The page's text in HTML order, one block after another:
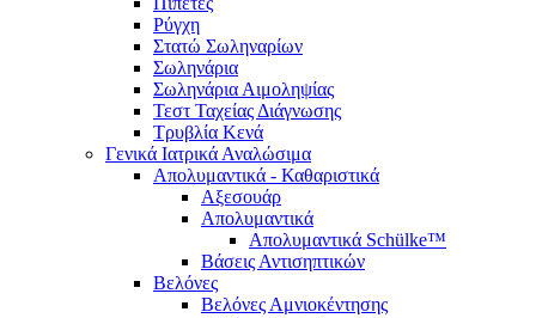
Ρύγχη
Στατώ Σωληναρίων
Σωληνάρια
Σωληνάρια Αιμοληψίας
Τεστ Ταχείας Διάγνωσης
Τρυβλία Κενά
Γενικά Ιατρικά Αναλώσιμα
Απολυμαντικά - Καθαριστικά
Αξεσουάρ
Απολυμαντικά
Απολυμαντικά Schülke™
Βάσεις Αντισηπτικών
Βελόνες
Βελόνες Αμνιοκέντησης